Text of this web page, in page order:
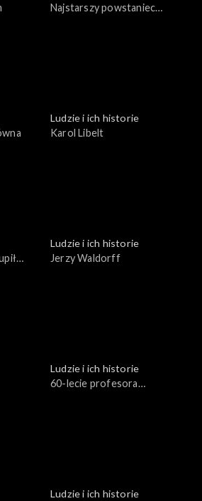
Najstarszy powstaniec
Ludzie i ich historie
Karol Libelt
Ludzie i ich historie
Jerzy Waldorff
Ludzie i ich historie
60-lecie profesora
Ludzie i ich historie